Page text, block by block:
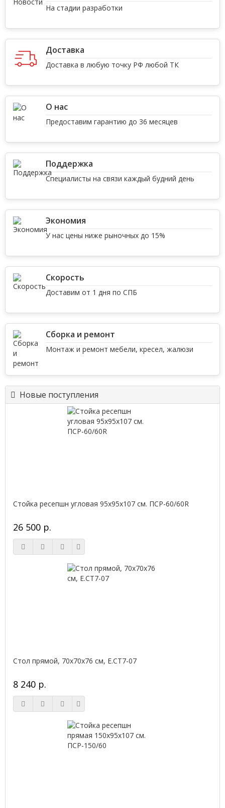
На стадии разработки
Доставка
Доставка в любую точку РФ любой ТК
О нас
Предоставим гарантию до 36 месяцев
Поддержка
Специалисты на связи каждый будний день
Экономия
У нас цены ниже рыночных до 15%
Скорость
Доставим от 1 дня по СПБ
Сборка и ремонт
Монтаж и ремонт мебели, кресел, жалюзи
Новые поступления
Стойка ресепшн угловая 95х95х107 см. ПСР-60/60R
26 500 р.
Стол прямой, 70x70x76 см, Е.СТ7-07
8 240 р.